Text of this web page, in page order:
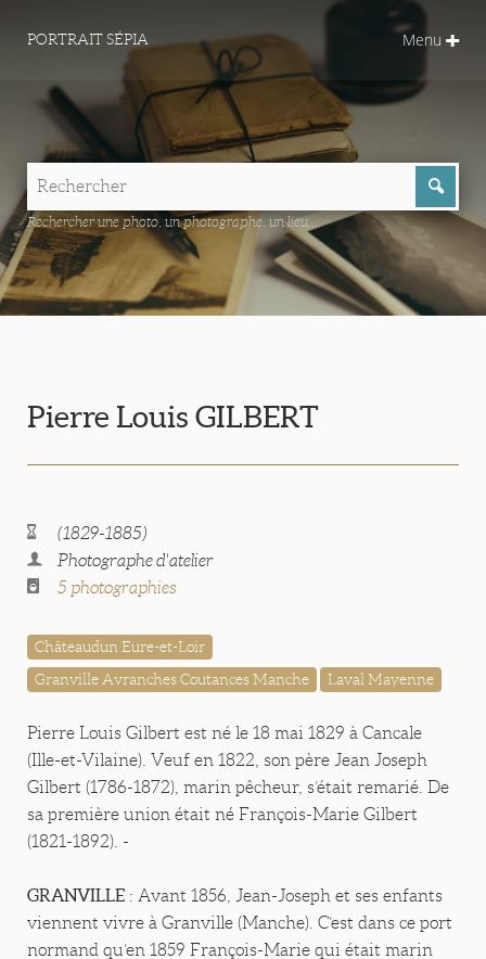
PORTRAIT SÉPIA Menu
Rechercher une photo, un photographe, un lieu...
Pierre Louis GILBERT
(1829-1885)
Photographe d'atelier
5 photographies
Châteaudun Eure-et-Loir
Granville Avranches Coutances Manche
Laval Mayenne
Pierre Louis Gilbert est né le 18 mai 1829 à Cancale
(Ille-et-Vilaine). Veuf en 1822, son père Jean Joseph
Gilbert (1786-1872), marin pêcheur, s’était remarié. De
sa première union était né François-Marie Gilbert
(1821-1892). -
GRANVILLE : Avant 1856, Jean-Joseph et ses enfants
viennent vivre à Granville (Manche). C’est dans ce port
normand qu’en 1859 François-Marie qui était marin